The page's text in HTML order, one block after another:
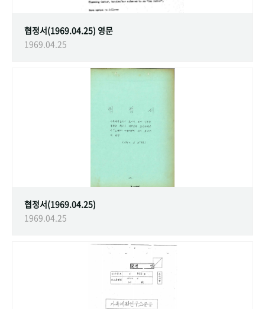
협정서(1969.04.25) 영문
1969.04.25
협정서(1969.04.25)
1969.04.25